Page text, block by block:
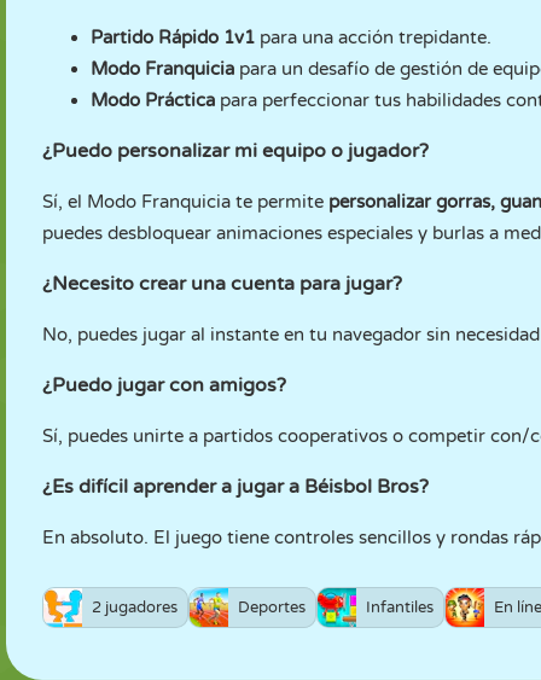
Partido Rápido 1v1 para una acción trepidante.
Modo Franquicia para un desafío de gestión de
Modo Práctica para perfeccionar tus habilidades
¿Puedo personalizar mi equipo o jugador?
Sí, el Modo Franquicia te permite personalizar gorras,
puedes desbloquear animaciones especiales y burlas a
¿Necesito crear una cuenta para jugar?
No, puedes jugar al instante en tu navegador sin
¿Puedo jugar con amigos?
Sí, puedes unirte a partidos cooperativos o competir con/
¿Es difícil aprender a jugar a Béisbol Bros?
En absoluto. El juego tiene controles sencillos y rondas
2 jugadores Deportes Infantiles En